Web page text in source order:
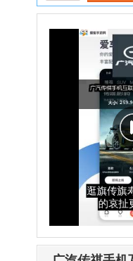
autodvr行
MG
安卓版 / 中文
舒适智联
安卓版 / 中文